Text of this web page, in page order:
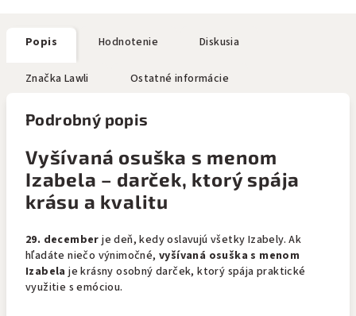
Popis Hodnotenie Diskusia
Značka Lawli Ostatné informácie
Podrobný popis
Vyšívaná osuška s menom
Izabela – darček, ktorý spája
krásu a kvalitu
29. december je deň, kedy oslavujú všetky Izabely. Ak
hľadáte niečo výnimočné, vyšívaná osuška s menom
Izabela je krásny osobný darček, ktorý spája praktické
využitie s emóciou.